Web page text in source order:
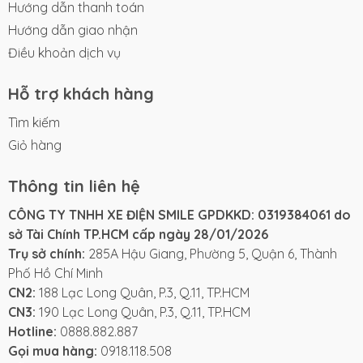
với môi trường đô thị, đặc biệt là khi cần dắt xe, quay
đầu trong hẻm nhỏ hoặc gửi xe ở khu vực có không
gian hạn chế.
Xe có trọng lượng
những thông tin giúp người mua hình dung rõ hơn về
độ gọn và sự phù hợp của xe khi sử dụng trong đời
sống hằng ngày. Mẫu xe này cũng có
thêm sự hỗ trợ trong một số tình huống cần thiết.
Màu sắc của NAVO SONA 48V gồm:
Trắng
Xám
Đen
Ba màu này khá dễ chọn, không kén người dùng.
Màu trắng tạo cảm giác nhẹ nhàng, màu xám trung
Hướng dẫn thanh toán
Hướng dẫn giao nhận
Điều khoản dịch vụ
Hỗ trợ khách hàng
Tìm kiếm
Giỏ hàng
Thông tin liên hệ
CÔNG TY TNHH XE ĐIỆN SMILE GPDKKD: 0319384061 do
sở Tài Chính TP.HCM cấp ngày 28/01/2026
Trụ sở chính: 285A Hậu Giang, Phường 5, Quận 6, Thành
Phố Hồ Chí Minh
CN2: 188 Lạc Long Quân, P.3, Q.11, TP.HCM
CN3: 190 Lạc Long Quân, P.3, Q.11, TP.HCM
Hotline: 0888.882.887
Gọi mua hàng: 0918.118.508